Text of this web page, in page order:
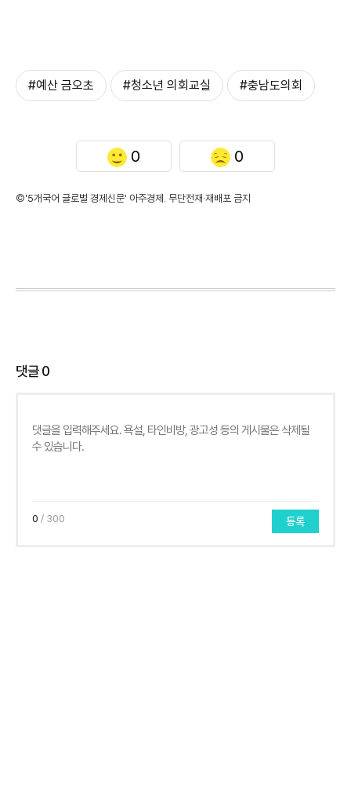
#예산 금오초 #청소년 의회교실 #충남도의회
0 0
©'5개국어 글로벌 경제신문' 아주경제. 무단전재·재배포 금지
댓글0
0 / 300 등록